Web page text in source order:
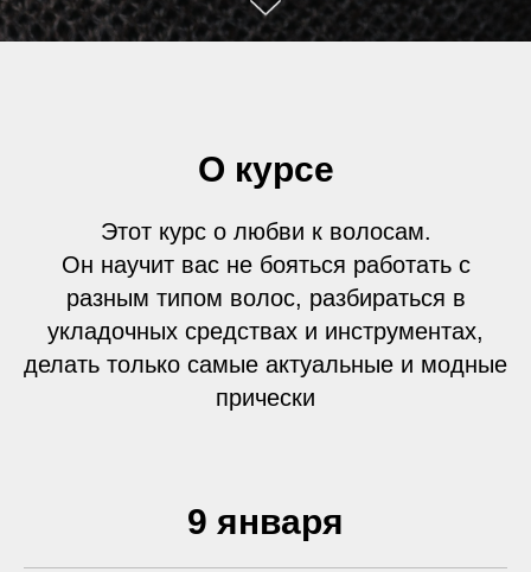
О курсе
Этот курс о любви к волосам.
Он научит вас не бояться работать с
разным типом волос, разбираться в
укладочных средствах и инструментах,
делать только самые актуальные и модные
прически
9 января